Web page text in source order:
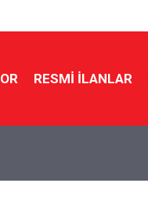
RESMI İLANLAR